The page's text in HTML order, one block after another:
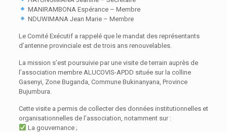
MANIRAMBONA Espérance – Membre
NDUWIMANA Jean Marie – Membre
Le Comité Exécutif a rappelé que le mandat des représentants
d’antenne provinciale est de trois ans renouvelables.
La mission s’est poursuivie par une visite de terrain auprès de
l’association membre ALUCOVIS-APDD située sur la colline
Gasenyi, Zone Buganda, Commune Bukinanyana, Province
Bujumbura.
Cette visite a permis de collecter des données institutionnelles et
organisationnelles de l’association, notamment sur :
La gouvernance ;